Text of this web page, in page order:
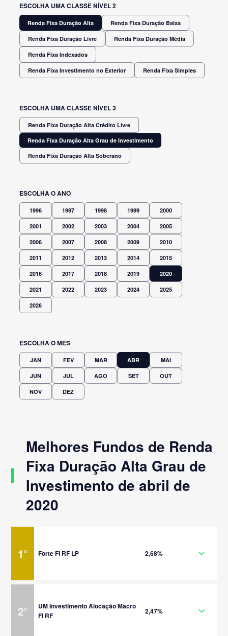
ESCOLHA UMA CLASSE NÍVEL 2
Renda Fixa Duração Alta Renda Fixa Duração Baixa
Renda Fixa Duração Livre Renda Fixa Duração Média
Renda Fixa Indexados
Renda Fixa Investimento no Exterior Renda Fixa Simples
ESCOLHA UMA CLASSE NÍVEL 3
Renda Fixa Duração Alta Crédito Livre
Renda Fixa Duração Alta Grau de Investimento
Renda Fixa Duração Alta Soberano
ESCOLHA O ANO
1996 1997 1998 1999 2000
2001 2002 2003 2004 2005
2006 2007 2008 2009 2010
2011 2012 2013 2014 2015
2016 2017 2018 2019 2020
2021 2022 2023 2024 2025
2026
ESCOLHA O MÊS
JAN FEV MAR ABR MAI
JUN JUL AGO SET OUT
NOV DEZ
Melhores Fundos de Renda
Fixa Duração Alta Grau de
Investimento de abril de
2020
1° Forte FI RF LP 2,68%
2°
UM Investimento Alocação Macro
FI RF
2,47%